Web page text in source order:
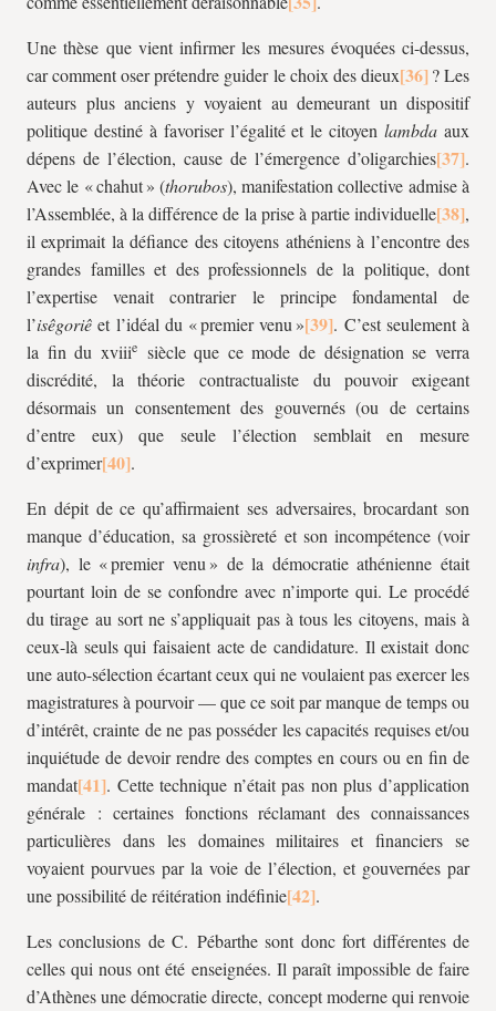
Une thèse que vient infirmer les mesures évoquées ci-dessus,
car comment oser prétendre guider le choix des dieux
? Les
auteurs plus anciens y voyaient au demeurant un dispositif
politique destiné à favoriser l’égalité et le citoyenlambda aux
dépens de l’élection, cause de l’émergence d’oligarchies
.
Avec le « chahut » (thorubos), manifestation collective admise à
l’Assemblée, à la différence de la prise à partie individuelle
,
il exprimait la défiance des citoyens athéniens à l’encontre des
grandes familles et des professionnels de la politique, dont
l’expertise venait contrarier le principe fondamental de
l’isêgoriê et l’idéal du « premier venu »
. C’est seulement à
la fin du xviiiesiècle que ce mode de désignation se verra
discrédité, la théorie contractualiste du pouvoir exigeant
désormais un consentement des gouvernés (ou de certains
d’entre eux) que seule l’élection semblait en mesure
d’exprimer
.
En dépit de ce qu’affirmaient ses adversaires, brocardant son
manque d’éducation, sa grossièreté et son incompétence (voir
infra), le « premier venu » de la démocratie athénienne était
pourtant loin de se confondre avec n’importe qui. Le procédé
du tirage au sort ne s’appliquait pas à tous les citoyens, mais à
ceux-là seuls qui faisaient acte de candidature. Il existait donc
une auto-sélection écartant ceux qui ne voulaient pas exercer les
magistratures à pourvoir — que ce soit par manque de temps ou
d’intérêt, crainte de ne pas posséder les capacités requises et/ou
inquiétude de devoir rendre des comptes en cours ou en fin de
mandat
. Cette technique n’était pas non plus d’application
générale : certaines fonctions réclamant des connaissances
particulières dans les domaines militaires et financiers se
voyaient pourvues par la voie de l’élection, et gouvernées par
une possibilité de réitération indéfinie
.
Les conclusions de C. Pébarthe sont donc fort différentes de
celles qui nous ont été enseignées. Il paraît impossible de faire
d’Athènes une démocratie directe, concept moderne qui renvoie